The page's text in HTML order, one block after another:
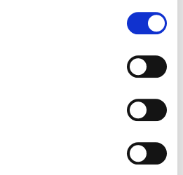
web con nuestros partners de
proporcionado o que hayan
que haya hecho de sus